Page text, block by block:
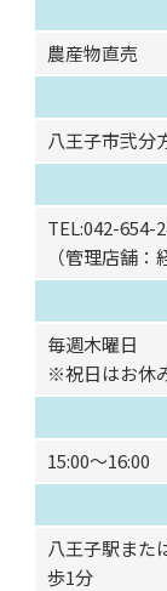
農産物直売
八王子市弐分
TEL:042-654-
（管理店舗：
毎週木曜日
※祝日はお休
15:00～16:00
八王子駅また
歩1分